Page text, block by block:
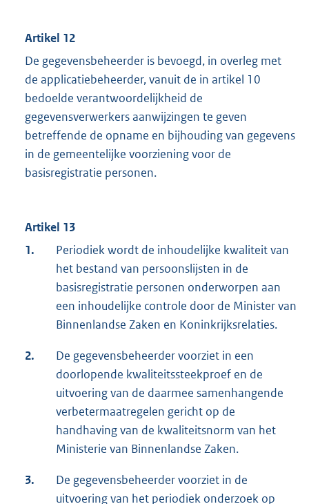
Artikel 12
De gegevensbeheerder is bevoegd, in overleg met
de applicatiebeheerder, vanuit de in artikel 10
bedoelde verantwoordelijkheid de
gegevensverwerkers aanwijzingen te geven
betreffende de opname en bijhouding van gegevens
in de gemeentelijke voorziening voor de
basisregistratie personen.
Artikel 13
1.
Periodiek wordt de inhoudelijke kwaliteit van
het bestand van persoonslijsten in de
basisregistratie personen onderworpen aan
een inhoudelijke controle door de Minister van
Binnenlandse Zaken en Koninkrijksrelaties.
2.
De gegevensbeheerder voorziet in een
doorlopende kwaliteitssteekproef en de
uitvoering van de daarmee samenhangende
verbetermaatregelen gericht op de
handhaving van de kwaliteitsnorm van het
Ministerie van Binnenlandse Zaken.
3.
De gegevensbeheerder voorziet in de
uitvoering van het periodiek onderzoek op